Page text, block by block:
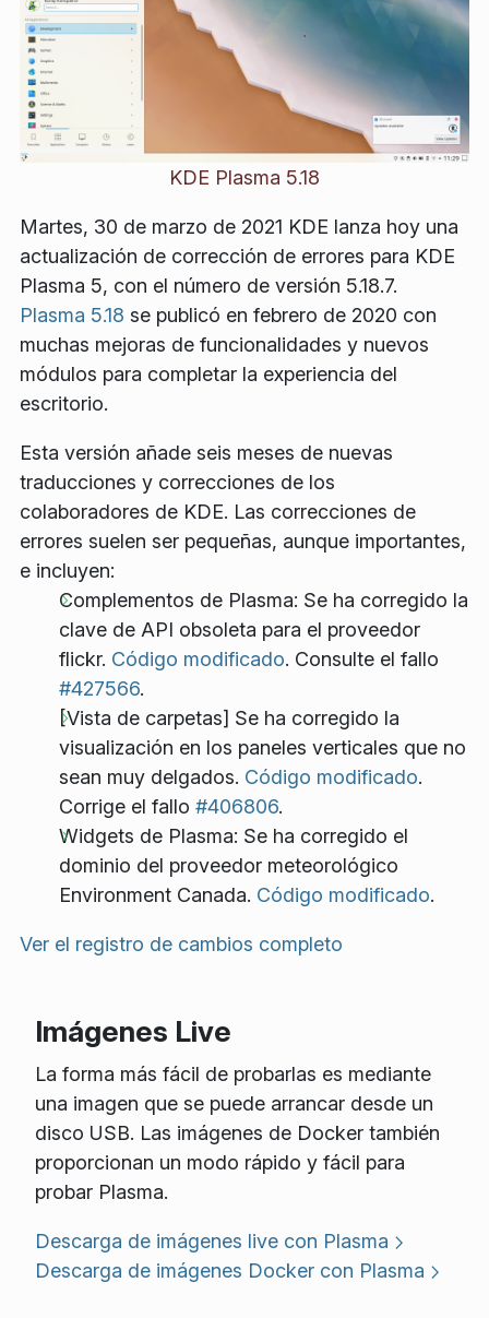
KDE Plasma 5.18
Martes, 30 de marzo de 2021 KDE lanza hoy una
actualización de corrección de errores para KDE
Plasma 5, con el número de versión 5.18.7.
Plasma 5.18 se publicó en febrero de 2020 con
muchas mejoras de funcionalidades y nuevos
módulos para completar la experiencia del
escritorio.
Esta versión añade seis meses de nuevas
traducciones y correcciones de los
colaboradores de KDE. Las correcciones de
errores suelen ser pequeñas, aunque importantes,
e incluyen:
Complementos de Plasma: Se ha corregido la
clave de API obsoleta para el proveedor
flickr. Código modificado. Consulte el fallo
#427566.
[Vista de carpetas] Se ha corregido la
visualización en los paneles verticales que no
sean muy delgados. Código modificado.
Corrige el fallo #406806.
Widgets de Plasma: Se ha corregido el
dominio del proveedor meteorológico
Environment Canada. Código modificado.
Ver el registro de cambios completo
Imágenes Live
La forma más fácil de probarlas es mediante
una imagen que se puede arrancar desde un
disco USB. Las imágenes de Docker también
proporcionan un modo rápido y fácil para
probar Plasma.
Descarga de imágenes live con Plasma
Descarga de imágenes Docker con Plasma